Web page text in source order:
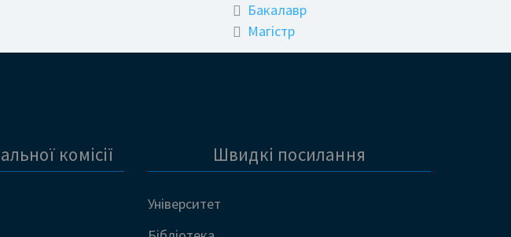
Бакалавр
Магістр
комісії Швидкі посилання
Університет